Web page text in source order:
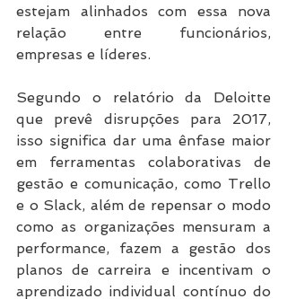
estejam alinhados com essa nova
relação entre funcionários,
empresas e líderes.
Segundo o relatório da Deloitte
que prevê disrupções para 2017,
isso significa dar uma ênfase maior
em ferramentas colaborativas de
gestão e comunicação, como Trello
e o Slack, além de repensar o modo
como as organizações mensuram a
performance, fazem a gestão dos
planos de carreira e incentivam o
aprendizado individual contínuo do